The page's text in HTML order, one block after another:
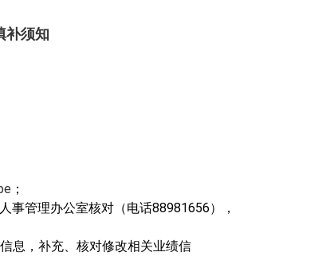
补须知
；
事管理办公室核对（电话88981656），
信息，补充、核对修改相关业绩信